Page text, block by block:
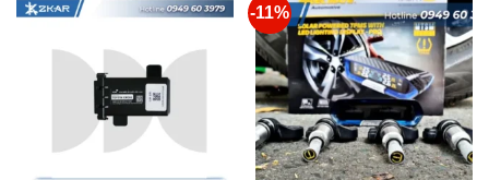
CẢM BIẾN ÁP SUẤT LỐP